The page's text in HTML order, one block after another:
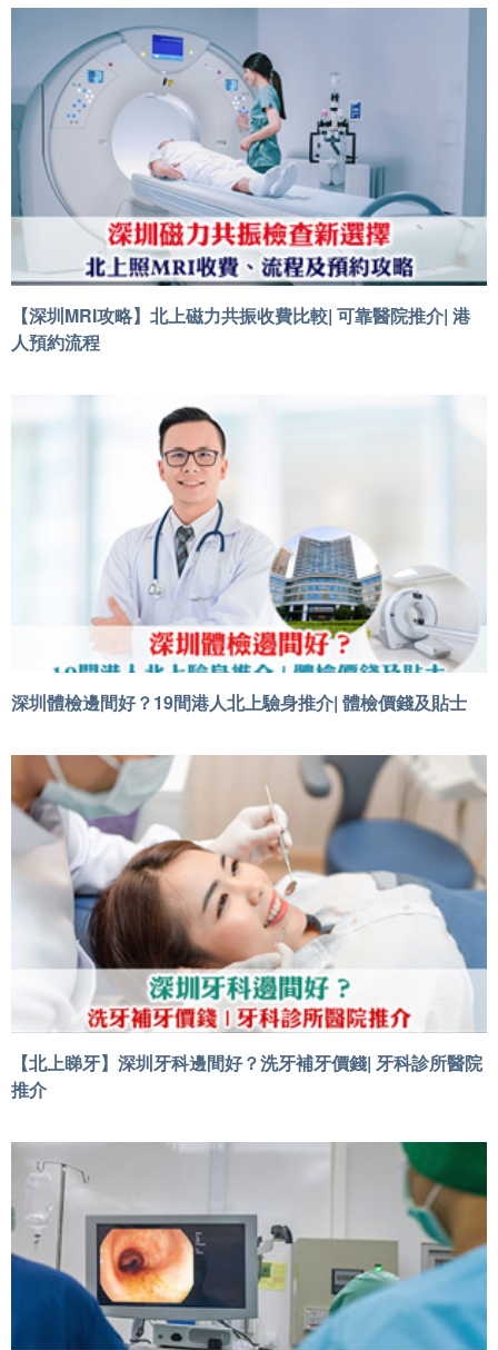
【深圳MRI攻略】北上磁力共振收費比較| 可靠醫院推介| 港
人預約流程
深圳體檢邊間好？19間港人北上驗身推介| 體檢價錢及貼士
【北上睇牙】深圳牙科邊間好？洗牙補牙價錢| 牙科診所醫院
推介